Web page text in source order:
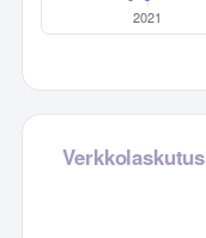
Verkkolaskutus